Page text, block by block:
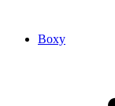
Boxy